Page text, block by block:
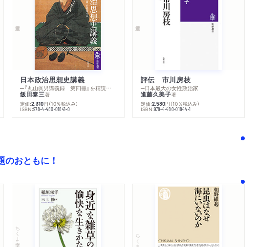
日本政治思想史講義
─『丸山眞男講義録 第四冊』を精読する
飯田泰三著
定価:2,310円 （10％税込み）
ISBN:978-4-480-01841-0
評伝 市川房枝
─日本最大の女性政治家
進藤久美子著
定価:2,530円 （10％税込み）
ISBN:978-4-480-01844-1
おともに！
ちくま文庫 ちくま新書